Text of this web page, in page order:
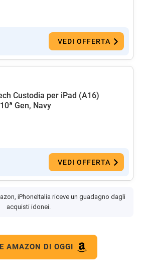
VEDI OFFERTA
Custodia per iPad (A16)
Gen, Navy
VEDI OFFERTA
iPhoneItalia riceve un guadagno dagli
acquisti idonei.
AMAZON DI OGGI